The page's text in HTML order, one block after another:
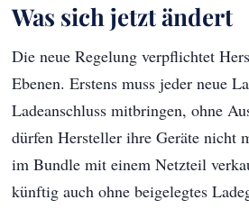
Was sich jetzt ändert
Die neue Regelung verpflichtet
Ebenen. Erstens muss jeder neue
Ladeanschluss mitbringen, ohne
dürfen Hersteller ihre Geräte nicht
im Bundle mit einem Netzteil
künftig auch ohne beigelegtes